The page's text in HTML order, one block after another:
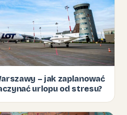
– jak zaplanować
urlopu od stresu?